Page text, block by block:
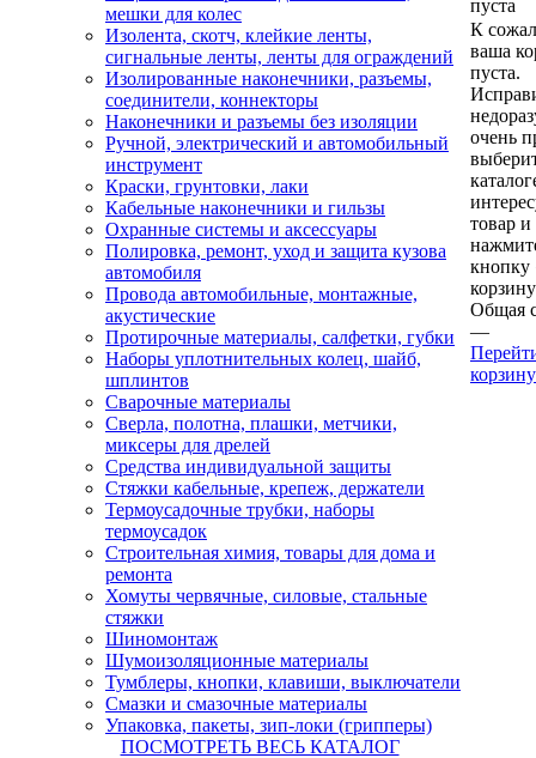
мешки для колес
Изолента, скотч, клейкие ленты,
сигнальные ленты, ленты для ограждений
Изолированные наконечники, разъемы,
соединители, коннекторы
Наконечники и разъемы без изоляции
Ручной, электрический и автомобильный
инструмент
Краски, грунтовки, лаки
Кабельные наконечники и гильзы
Охранные системы и аксессуары
Полировка, ремонт, уход и защита кузова
автомобиля
Провода автомобильные, монтажные,
акустические
Протирочные материалы, салфетки, губки
Наборы уплотнительных колец, шайб,
шплинтов
Сварочные материалы
Сверла, полотна, плашки, метчики,
миксеры для дрелей
Средства индивидуальной защиты
Стяжки кабельные, крепеж, держатели
Термоусадочные трубки, наборы
термоусадок
Строительная химия, товары для дома и
ремонта
Хомуты червячные, силовые, стальные
стяжки
Шиномонтаж
Шумоизоляционные материалы
Тумблеры, кнопки, клавиши, выключатели
Смазки и смазочные материалы
Упаковка, пакеты, зип-локи (грипперы)
ПОСМОТРЕТЬ ВЕСЬ КАТАЛОГ
пуста
К
ваша
пуста.
очень
товар и
кнопку
Общая
—
корзину